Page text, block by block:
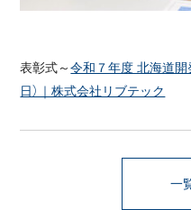
表彰式～令和７年度 北海道開
日）｜株式会社リブテック
一